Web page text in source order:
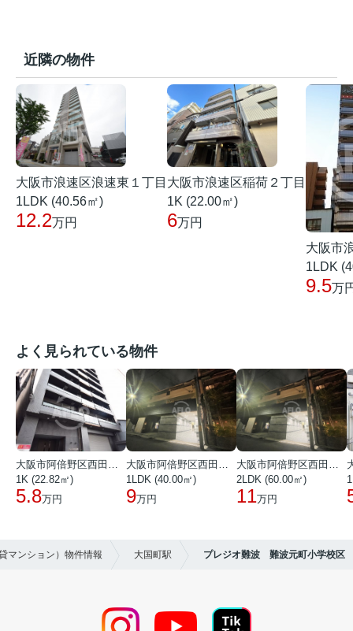
近隣の物件
大阪市浪速区浪速東１丁目
1LDK (40.56㎡)
12.2万円
大阪市浪速区稲荷２丁目
1K (22.00㎡)
6万円
大阪市
1LDK
9.5万
よく見られている物件
大阪市阿倍野区西田辺町１丁目
1K (22.82㎡)
5.8万円
大阪市阿倍野区西田辺町１丁目
1LDK (40.00㎡)
9万円
大阪市阿倍野区西田辺町１丁目
2LDK (60.00㎡)
11万円
マンション）物件情報 大国町駅 プレジオ難波 難波元町小学校区